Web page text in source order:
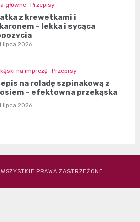
główne Przepisy
z krewetkami i
– lekka i sycąca
lipca 2026
na imprezę Przepisy
na roladę szpinakową z
– efektowna przekąska
lipca 2026
PRAWA ZASTRZEŻONE